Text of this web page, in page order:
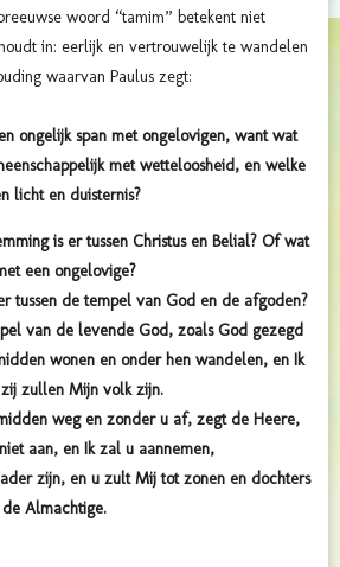
in: eerlijk en vertrouwelijk te wandelen
waarvan Paulus zegt:
ongelijk span met ongelovigen, want wat
met wetteloosheid, en welke
licht en duisternis?
is er tussen Christus en Belial? Of wat
een ongelovige?
tussen de tempel van God en de afgoden?
van de levende God, zoals God gezegd
wonen en onder hen wandelen, en Ik
zullen Mijn volk zijn.
weg en zonder u af, zegt de Heere,
aan, en Ik zal u aannemen,
zijn, en u zult Mij tot zonen en dochters
Almachtige.